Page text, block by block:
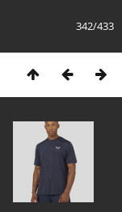
342/433